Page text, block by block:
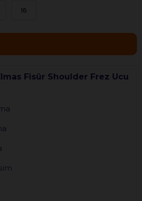
16
Fisür Shoulder Frez Ucu